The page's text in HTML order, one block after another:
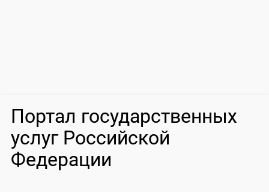
Портал государственных
услуг Российской
Федерации